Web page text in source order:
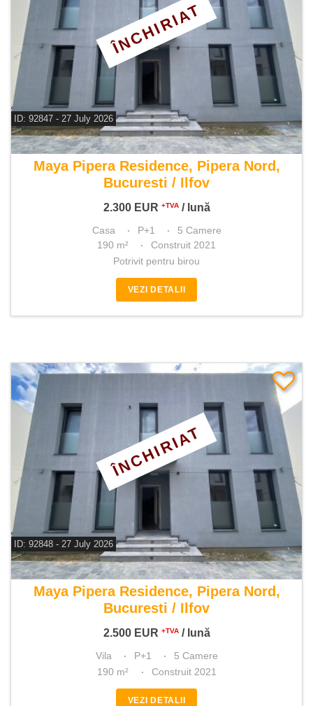
ID: 92847 - 27 July 2026
De inchiriat casa 5 camere
Maya Pipera Residence, Pipera Nord,
Bucuresti / Ilfov
2.300 EUR +TVA/ lună
ÎNCHIRIAT
Casa P+1
5 Camere
190 m²
Construit 2021
Potrivit pentru birou
VEZI DETALII
ID: 92848 - 27 July 2026
De inchiriat vila 5 camere
Maya Pipera Residence, Pipera Nord,
Bucuresti / Ilfov
2.500 EUR +TVA/ lună
ÎNCHIRIAT
Vila P+1
5 Camere
190 m²
Construit 2021
VEZI DETALII